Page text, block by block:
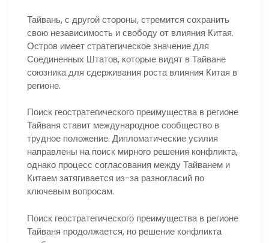
Тайвань, с другой стороны, стремится сохранить
свою независимость и свободу от влияния Китая.
Остров имеет стратегическое значение для
Соединенных Штатов, которые видят в Тайване
союзника для сдерживания роста влияния Китая в
регионе.
Поиск геостратегического преимущества в регионе
Тайваня ставит международное сообщество в
трудное положение. Дипломатические усилия
направлены на поиск мирного решения конфликта,
однако процесс согласования между Тайванем и
Китаем затягивается из-за разногласий по
ключевым вопросам.
Поиск геостратегического преимущества в регионе
Тайваня продолжается, но решение конфликта